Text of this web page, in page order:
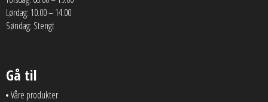
Lørdag: 10.00 – 14.00
Søndag: Stengt
Gå til
Våre produkter